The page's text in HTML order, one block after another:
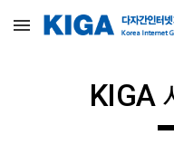
Skip to main content
KIGA